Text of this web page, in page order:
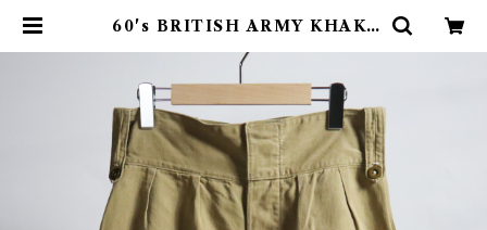
60's BRITISH ARMY KHAKI
キドリル ショーツ | CADAL8